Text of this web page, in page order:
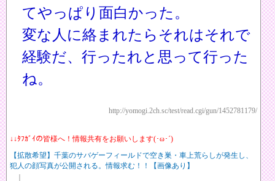
てやっぱり面白かった。
変な人に絡まれたらそれはそれで
経験だ、行ったれと思って行った
ね。
http://yomogi.2ch.sc/test/read.cgi/gun/1452781179/
↓↓ﾀﾌｶﾞｲの皆様へ！情報共有をお願いします(･ω･´)
【拡散希望】千葉のサバゲーフィールドで空き巣・車上荒らしが発生し、
犯人の顔写真が公開される。情報求む！！【画像あり】